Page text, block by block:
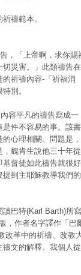
禱範本。
，「上帝啊，求你賜
災害。」此類禱告在
祈禱內容-「祈福消
別。
容平凡的禱告寫成一
件不容易的事。該書
心理相關。問題是，
魏肯生說他三十年從
督徒如此禱告就很好
到主耶穌教導我們的
巴特(Karl Barth)所寫
，作者名字譯作「巴
改革中的祈禱、改教
文的解釋。我個人從